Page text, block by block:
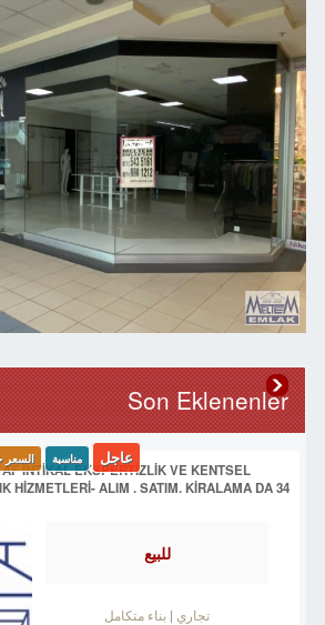
Son Eklenenler
İNTİKAL EKSPERTİZLİK VE KENTSEL
HİZMETLERİ- ALIM . SATIM. KİRALAMA DA 34
عاجل مناسبة
للبيع
تجاري بناء متكامل